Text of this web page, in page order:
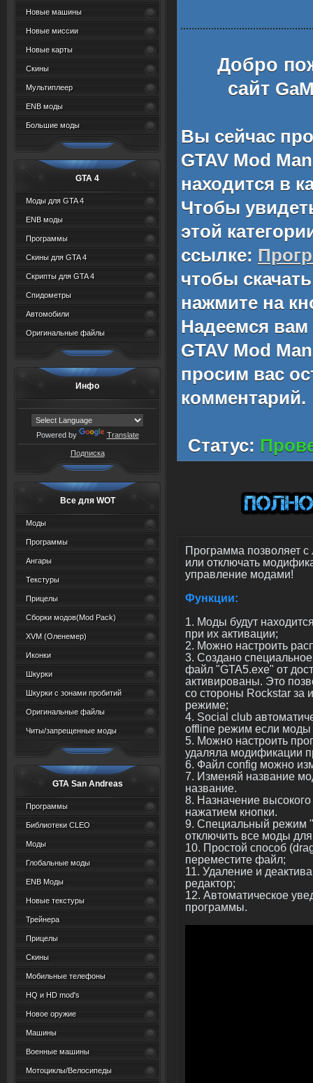
Новые машины
Новые миссии
Новые карты
Скины
Мультиплеер
ENB моды
Большие моды
GTA 4
Моды для GTA 4
ENB моды
Программы
Скины для GTA 4
Скрипты для GTA 4
Спидометры
Автомобили
Оригинальные файлы
Инфо
Powered by Translate
Подписка
Все для WOT
Моды
Программы
Ангары
Текстуры
Прицелы
Сборки модов(Mod Pack)
XVM (Oленемер)
Иконки
Шкурки
Шкурки с зонами пробитий
Оригинальные файлы
Читы/запрещенные моды
GTA San Andreas
Программы
Библиотеки CLEO
Моды
Глобальные моды
ENB Моды
Новые текстуры
Трейнера
Прицелы
Скины
Мобильные телефоны
HQ и HD mod's
Новое оружие
Машины
Военные машины
Мотоциклы/Велосипеды
Добро
сайт
Вы сейчас
GTAV Mod
находится в
Чтобы
этой
ссылке:
чтобы
нажмите на
Надеемся
GTAV Mod
просим вас
комментарий.
Статус:
Программа позволяет с
или отключать
управление модами!
Функции:
1. Моды будут
при их активации;
2. Можно настроить
3. Создано
файл "GTA5.exe" от
активированы. Это
со стороны Rockstar за
режиме;
4. Social club
offline режим если моды
5. Можно настроить
удаляла модификации
6. Файл config можно
7. Изменяй название
название.
8. Назначение
нажатием кнопки.
9. Специальный режим
отключить все моды
10. Простой способ
переместите файл;
11. Удаление и
редактор;
12. Автоматическое
программы.